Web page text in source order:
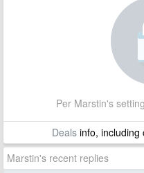
Per Marstin's
Dealsinfo, including
Marstin's recent replies